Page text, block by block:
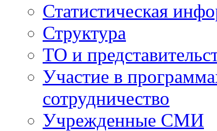
Статистическая
Структура
ТО и
Участие в
сотрудничество
Учрежденные СМИ